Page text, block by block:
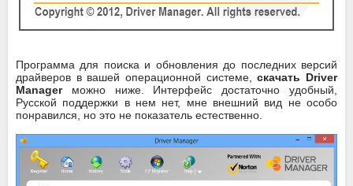
Программа для поиска и обновления до последних версий
драйверов в вашей операционной системе,скачать Driver
Managerможно ниже. Интерфейс достаточно удобный,
Русской поддержки в нем нет, мне внешний вид не особо
понравился, но это не показатель естественно.